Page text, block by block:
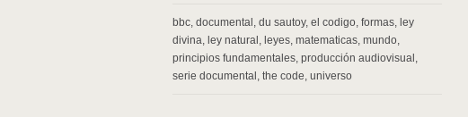
bbc, documental , du sautoy, el codigo, formas, ley
divina, ley natural , leyes, matematicas, mundo,
principios fundamentales, producción audiovisual ,
serie documental , the code, universo